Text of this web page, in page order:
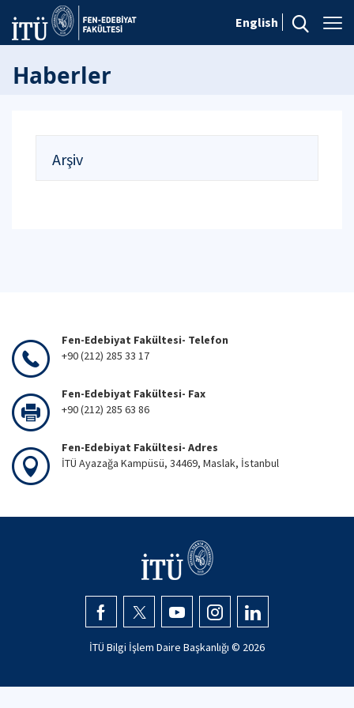
English
Haberler
Arşiv
Fen-Edebiyat Fakültesi- Telefon
+90 (212) 285 33 17
Fen-Edebiyat Fakültesi- Fax
+90 (212) 285 63 86
Fen-Edebiyat Fakültesi- Adres
İTÜ Ayazağa Kampüsü, 34469, Maslak, İstanbul
İTÜ Bilgi İşlem Daire Başkanlığı © 2026